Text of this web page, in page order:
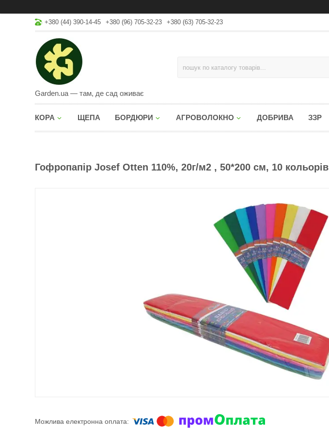
+380 (44) 390-14-45 +380 (96) 705-32-23 +380 (63) 705-32-23
Garden.ua — там, де сад оживає
КОРА ЩЕПА БОРДЮРИ АГРОВОЛОКНО ДОБРИВА ЗЗР
Гофропапір Josef Otten 110%, 20г/м2 , 50*200 см, 10 кольорів